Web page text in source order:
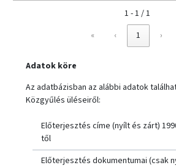
1 - 1 / 1
«
‹ 1 ›
Adatok köre
Az adatbázisban az alábbi adatok
Közgyűlés üléseiről:
Előterjesztés címe (nyílt és zárt)
től
Előterjesztés dokumentumai (csak